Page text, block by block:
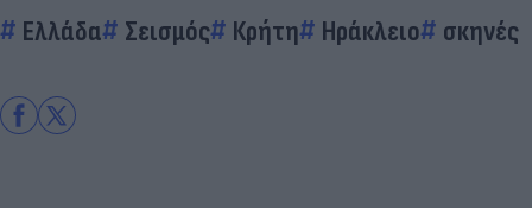
Ελλάδα Σεισμός Κρήτη Ηράκλειο σκηνές